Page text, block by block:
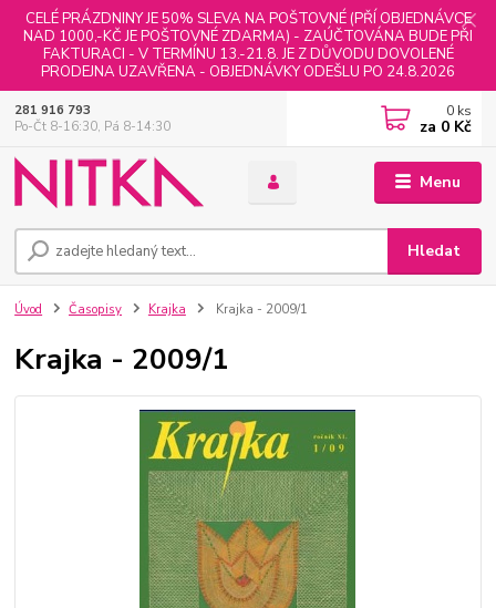
CELÉ PRÁZDNINY JE 50% SLEVA NA POŠTOVNÉ (PŘÍ OBJEDNÁVCE
NAD 1000,-KČ JE POŠTOVNÉ ZDARMA) - ZAÚČTOVÁNA BUDE PŘI
FAKTURACI - V TERMÍNU 13.-21.8. JE Z DŮVODU DOVOLENÉ
PRODEJNA UZAVŘENA - OBJEDNÁVKY ODEŠLU PO 24.8.2026
Menu
Hledat
281 916 793
Po-Čt 8-16:30, Pá 8-14:30
0 ks
za 0 Kč
Úvod Časopisy Krajka Krajka - 2009/1
Krajka - 2009/1